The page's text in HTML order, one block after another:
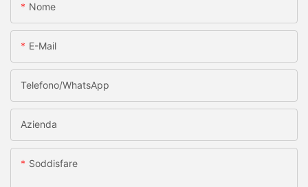
Nome
E-Mail
Telefono/WhatsApp
Azienda
Soddisfare